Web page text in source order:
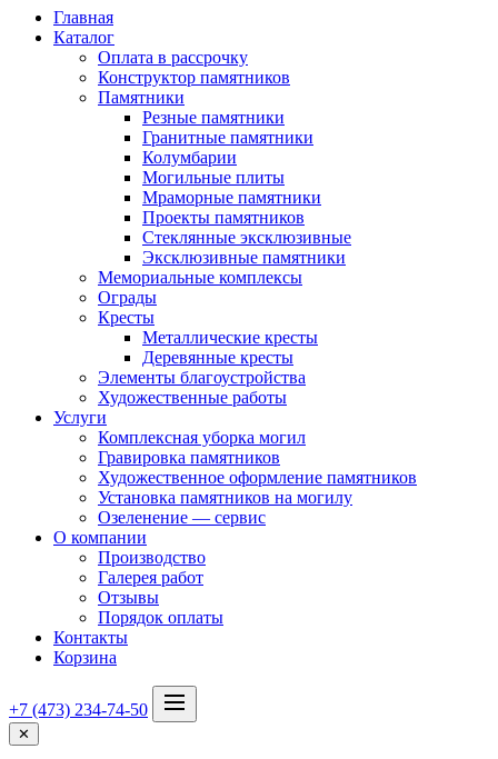
Главная
Каталог
Оплата в рассрочку
Конструктор памятников
Памятники
Резные памятники
Гранитные памятники
Колумбарии
Могильные плиты
Мраморные памятники
Проекты памятников
Стеклянные эксклюзивные
Эксклюзивные памятники
Мемориальные комплексы
Ограды
Кресты
Металлические кресты
Деревянные кресты
Элементы благоустройства
Художественные работы
Услуги
Комплексная уборка могил
Гравировка памятников
Художественное оформление памятников
Установка памятников на могилу
Озеленение — сервис
О компании
Производство
Галерея работ
Отзывы
Порядок оплаты
Контакты
Корзина
+7 (473) 234-74-50
✕